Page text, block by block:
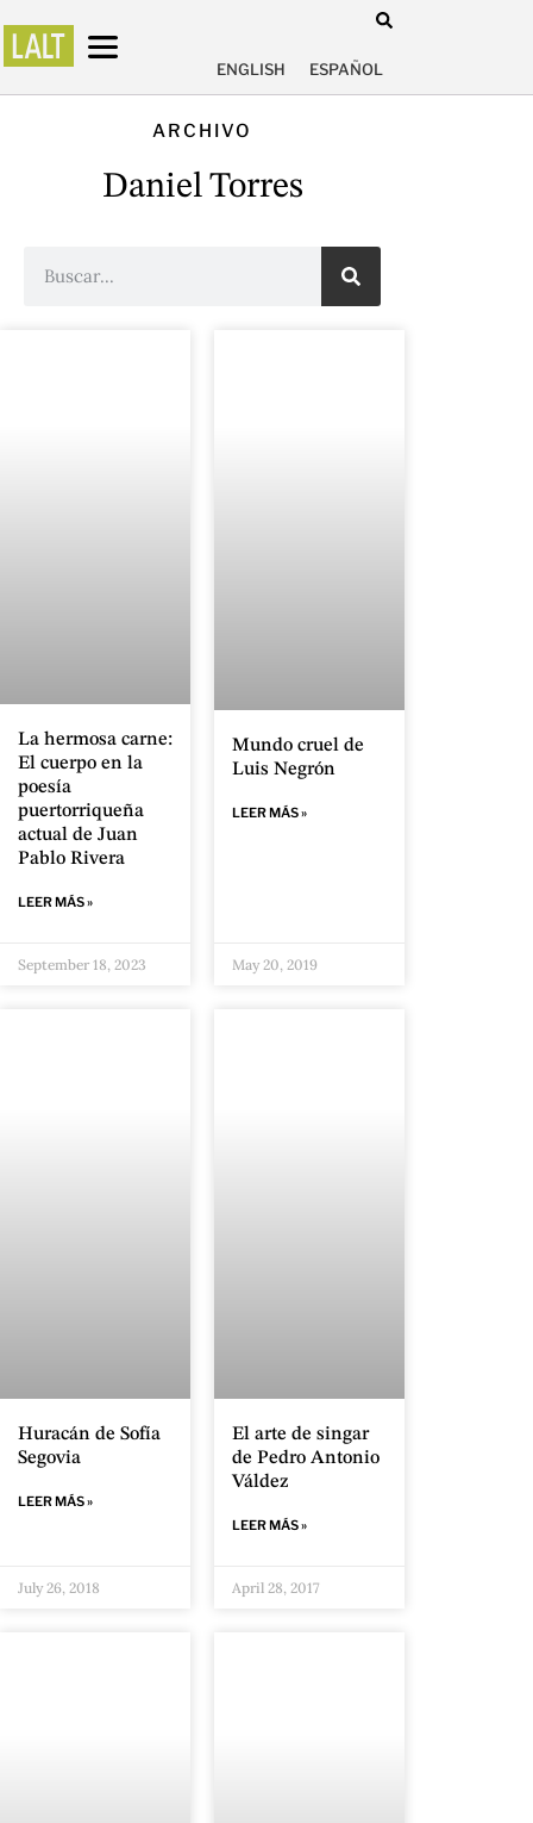
ENGLISH ESPAÑOL
ARCHIVO
Daniel Torres
La hermosa carne:
El cuerpo en la
poesía
puertorriqueña
actual de Juan
Pablo Rivera
LEER MÁS »
September 18, 2023
Mundo cruel de
Luis Negrón
LEER MÁS »
May 20, 2019
Huracán de Sofía
Segovia
LEER MÁS »
July 26, 2018
El arte de singar
de Pedro Antonio
Váldez
LEER MÁS »
April 28, 2017